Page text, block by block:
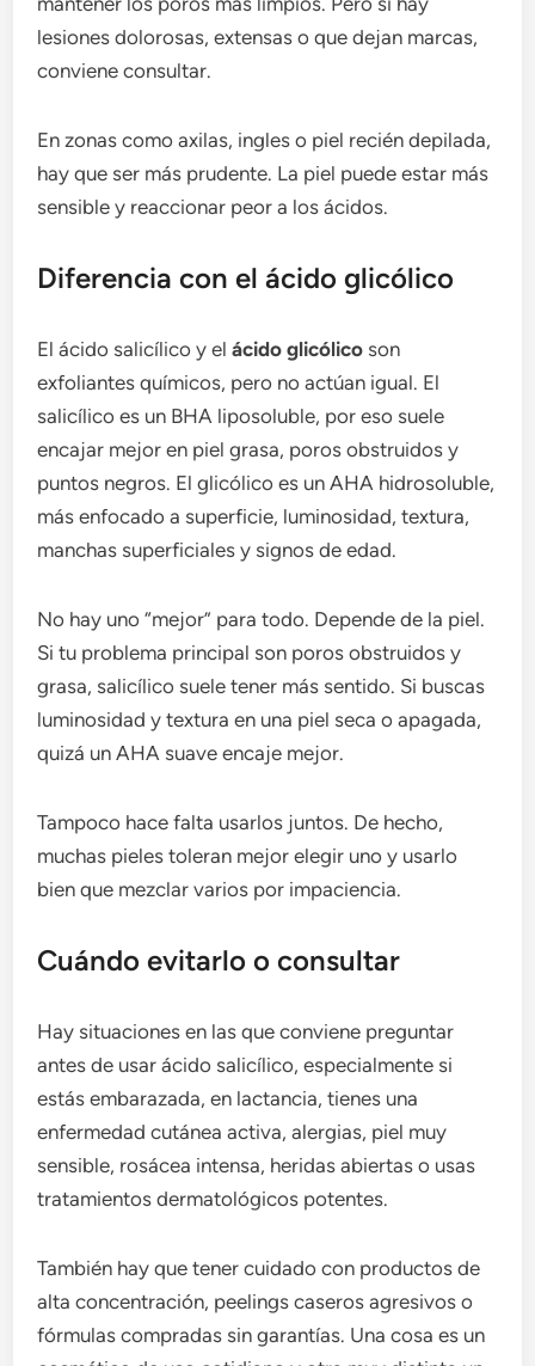
lesiones dolorosas, extensas o que dejan marcas,
conviene consultar.
En zonas como axilas, ingles o piel recién depilada,
hay que ser más prudente. La piel puede estar más
sensible y reaccionar peor a los ácidos.
Diferencia con el ácido glicólico
El ácido salicílico y elácido glicólico son
exfoliantes químicos, pero no actúan igual. El
salicílico es un BHA liposoluble, por eso suele
encajar mejor en piel grasa, poros obstruidos y
puntos negros. El glicólico es un AHA hidrosoluble,
más enfocado a superficie, luminosidad, textura,
manchas superficiales y signos de edad.
No hay uno “mejor” para todo. Depende de la piel.
Si tu problema principal son poros obstruidos y
grasa, salicílico suele tener más sentido. Si buscas
luminosidad y textura en una piel seca o apagada,
quizá un AHA suave encaje mejor.
Tampoco hace falta usarlos juntos. De hecho,
muchas pieles toleran mejor elegir uno y usarlo
bien que mezclar varios por impaciencia.
Cuándo evitarlo o consultar
Hay situaciones en las que conviene preguntar
antes de usar ácido salicílico, especialmente si
estás embarazada, en lactancia, tienes una
enfermedad cutánea activa, alergias, piel muy
sensible, rosácea intensa, heridas abiertas o usas
tratamientos dermatológicos potentes.
También hay que tener cuidado con productos de
alta concentración, peelings caseros agresivos o
fórmulas compradas sin garantías. Una cosa es un